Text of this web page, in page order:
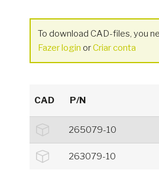
To download CAD-files, you
Fazer login orCriar conta
CAD P/N
265079-10
263079-10